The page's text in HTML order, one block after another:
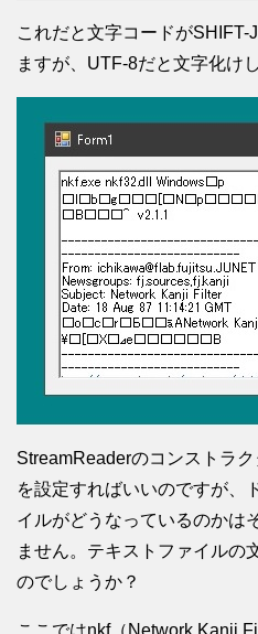
これだと文字コードがSHIFT-
ますが、UTF-8だと文字化け
StreamReaderのコンストラ
を設定すればいいのですが、
イルがどうなっているのかは
ません。テキストファイルの
のでしょうか？